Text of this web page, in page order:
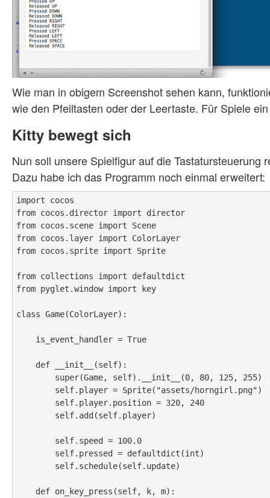
Wie man in obigem Screenshot sehen kann,
wie den Pfeiltasten oder der Leertaste. Für Spiele
Kitty bewegt sich
Nun soll unsere Spielfigur auf die
Dazu habe ich das Programm noch einmal erweitert:
import cocos
from cocos.director import director
from cocos.scene import Scene
from cocos.layer import ColorLayer
from cocos.sprite import Sprite
from collections import defaultdict
from pyglet.window import key
class Game(ColorLayer):